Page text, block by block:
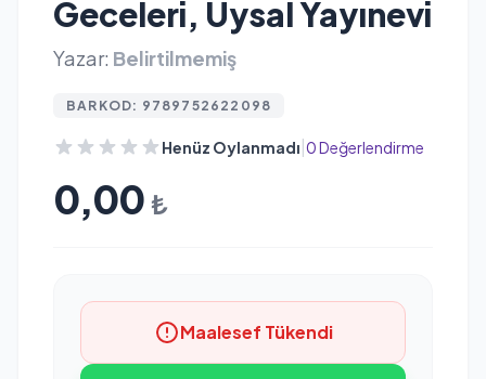
Geceleri, Uysal Yayınevi
Yazar: Belirtilmemiş
BARKOD: 9789752622098
Henüz Oylanmadı 0 Değerlendirme
0,00 ₺
Maalesef Tükendi